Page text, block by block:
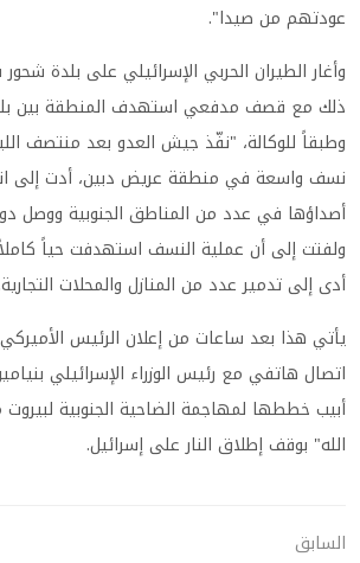
عودتهم من صيدا".
وأغار الطيران الحربي الإسرائيلي على بلدة
ذلك مع قصف مدفعي استهدف المنطقة بين
وطبقاً للوكالة، "نفّذ جيش العدو بعد منتصف
نسف واسعة في منطقة عريض دبين، أدت إلى
أصداؤها في عدد من المناطق الجنوبية ووصل
ولفتت إلى أن عملية النسف استهدفت حياً
أدى إلى تدمير عدد من المنازل والمحلات التجارية.
يأتي هذا بعد ساعات من إعلان الرئيس
اتصال هاتفي مع رئيس الوزراء الإسرائيلي
أبيب خططها لمهاجمة الضاحية الجنوبية لبيروت
الله" بوقف إطلاق النار على إسرائيل.
السابق